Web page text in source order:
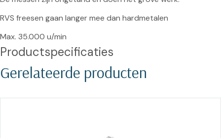
RVS freesen gaan langer mee dan hardmetalen
Max. 35.000 u/min
Productspecificaties
Gerelateerde producten